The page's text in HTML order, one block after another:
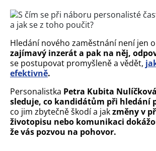
Hledání nového zaměstnání není jen
zajímavý inzerát a pak na něj,
se postupovat promyšleně a vědět,
efektivně.
Personalistka Petra Kubita
sleduje, co kandidátům při hledání
co jim zbytečně škodí a jakzměny v
životopisu nebo komunikaci
že vás pozvou na pohovor.